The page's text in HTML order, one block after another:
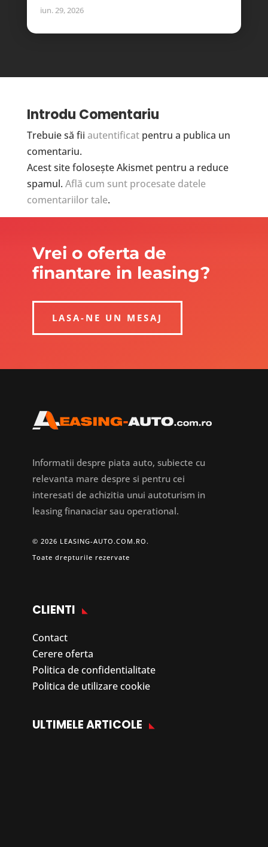
iun. 29, 2026
Introdu Comentariu
Trebuie să fii autentificatpentru a publica un
comentariu.
Acest site folosește Akismet pentru a reduce
spamul. Află cum sunt procesate datele
comentariilor tale.
Vrei o oferta de
finantare in leasing?
LASA-NE UN MESAJ
Informatii despre piata auto, subiecte cu
relevanta mare despre si pentru cei
interesati de achizitia unui autoturism in
leasing finanaciar sau operational.
© 2026 LEASING-AUTO.COM.RO.
Toate drepturile rezervate
CLIENTI
Contact
Cerere oferta
Politica de confidentialitate
Politica de utilizare cookie
ULTIMELE ARTICOLE